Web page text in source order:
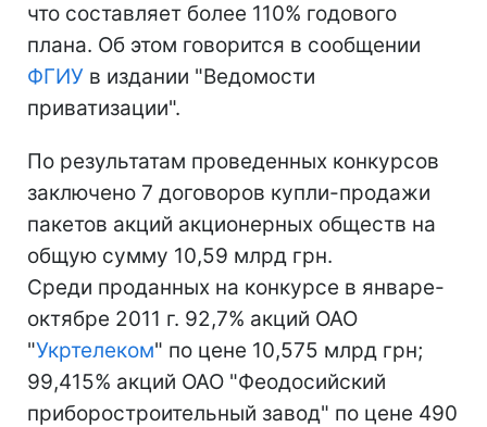
что составляет более 110% годового
плана. Об этом говорится в сообщении
ФГИУ в издании "Ведомости
приватизации".
По результатам проведенных конкурсов
заключено 7 договоров купли-продажи
пакетов акций акционерных обществ на
общую сумму 10,59 млрд грн.
Среди проданных на конкурсе в январе-
октябре 2011 г. 92,7% акций ОАО
"Укртелеком" по цене 10,575 млрд грн;
99,415% акций ОАО "Феодосийский
приборостроительный завод" по цене 490